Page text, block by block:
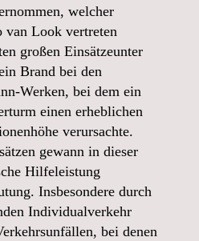
welcher
van Look vertreten
großen Einsätzeunter
Brand bei den
Werken, bei dem ein
einen erheblichen
verursachte.
gewann in dieser
Hilfeleistung
Insbesondere durch
Individualverkehr
bei denen